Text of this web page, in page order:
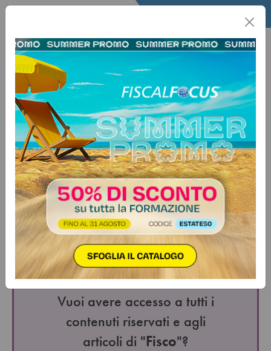
Home Fisco Info Fisco Informafisco
28 agosto 2017
Categorie: Contribuenti Varie
PIR tra esenzioni e detrazioni
Fiscal Approfondimento n. 32 - 2017
Nella Legge di Bilancio 2017 (n. 232/2016) sono stati
previsti i cosiddetti PIR, ossia i “Piani Individuali di
Risparmio”. Si tratta di fondi, amministrati da intermediari
abilitati o imprese d’assicurazione, in cui almeno il 70%
delle somme e dei valori devono essere investiti in
strumenti…
Vuoi avere accesso a tutti i
contenuti riservati e agli
articoli di "Fisco"?